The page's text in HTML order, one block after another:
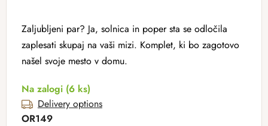
Zaljubljeni par? Ja, solnica in poper sta se odločila
zaplesati skupaj na vaši mizi. Komplet, ki bo zagotovo
našel svoje mesto v domu.
Na zalogi (6 ks)
Delivery options
OR149